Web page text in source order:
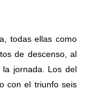
todas ellas como
de descenso, al
jornada. Los del
con el triunfo seis